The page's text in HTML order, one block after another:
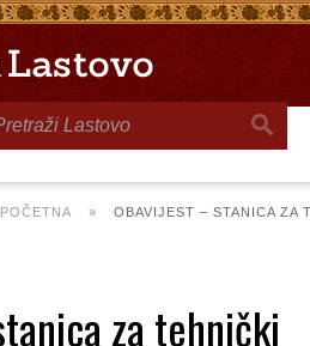
POČETNA » OBAVIJEST – STANICA ZA
za tehnički